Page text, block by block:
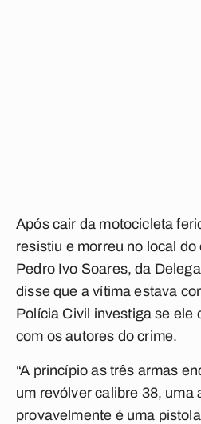
Após cair da motocicleta
resistiu e morreu no local
Pedro Ivo Soares, da
disse que a vítima estava
Polícia Civil investiga se ele
com os autores do crime.
“A princípio as três armas
um revólver calibre 38, uma
provavelmente é uma